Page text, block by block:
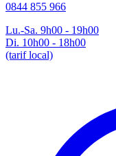
0844 855 966
Lu.-Sa. 9h00 - 19h00
Di. 10h00 - 18h00
(tarif local)